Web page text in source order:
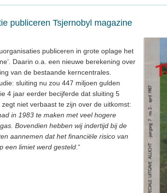
publiceren Tsjernobyl magazine
publiceren in grote oplage het
Daarin o.a. een nieuwe berekening over
van de bestaande kerncentrales.
sluiting nu zou 447 miljoen gulden
4 jaar eerder becijferde dat sluiting 5
niet verbaast te zijn over de uitkomst:
in 1983 te maken met veel hogere
Bovendien hebben wij indertijd bij de
aannemen dat het financiële risico van
een limiet werd gesteld.“